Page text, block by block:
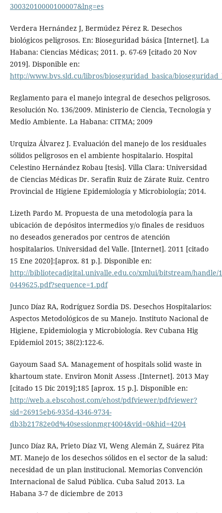
30032010000100007&lng=es
Verdera Hernández J, Bermúdez Pérez R. Desechos
biológicos peligrosos. En: Bioseguridad básica [Internet]. La
Habana: Ciencias Médicas; 2011. p. 67-69 [citado 20 Nov
2019]. Disponible en:
http://www.bvs.sld.cu/libros/bioseguridad_basica/
Reglamento para el manejo integral de desechos peligrosos.
Resolución No. 136/2009. Ministerio de Ciencia, Tecnología y
Medio Ambiente. La Habana: CITMA; 2009
Urquiza Álvarez J. Evaluación del manejo de los residuales
sólidos peligrosos en el ambiente hospitalario. Hospital
Celestino Hernández Robau [tesis]. Villa Clara: Universidad
de Ciencias Médicas Dr. Serafín Ruiz de Zárate Ruiz. Centro
Provincial de Higiene Epidemiología y Microbiología; 2014.
Lizeth Pardo M. Propuesta de una metodología para la
ubicación de depósitos intermedios y/o finales de residuos
no deseados generados por centros de atención
hospitalarios. Universidad del Valle. [Internet]. 2011 [citado
15 Ene 2020]:[aprox. 81 p.]. Disponible en:
http://bibliotecadigital.univalle.edu.co/xmlui/bitstream/handle/
0449625.pdf?sequence=1.pdf
Junco Díaz RA, Rodríguez Sordia DS. Desechos Hospitalarios:
Aspectos Metodológicos de su Manejo. Instituto Nacional de
Higiene, Epidemiologia y Microbiología. Rev Cubana Hig
Epidemiol 2015; 38(2):122-6.
Gayoum Saad SA. Management of hospitals solid waste in
khartoum state. Environ Monit Assess .[Internet]. 2013 May
[citado 15 Dic 2019];185 [aprox. 15 p.]. Disponible en:
http://web.a.ebscohost.com/ehost/pdfviewer/pdfviewer?
sid=26915eb6-935d-4346-9734-
db3b21782e0d%40sessionmgr4004&vid=0&hid=4204
Junco Díaz RA, Prieto Díaz VI, Weng Alemán Z, Suárez Pita
MT. Manejo de los desechos sólidos en el sector de la salud:
necesidad de un plan institucional. Memorias Convención
Internacional de Salud Pública. Cuba Salud 2013. La
Habana 3-7 de diciembre de 2013